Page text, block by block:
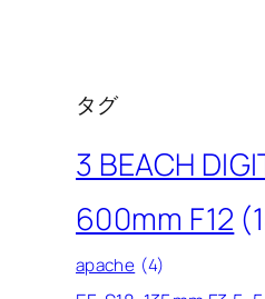
タグ
3 BEACH
600mm F12
apache (4)